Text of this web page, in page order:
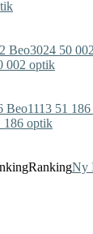
002 optik
186 optik
RankingNy